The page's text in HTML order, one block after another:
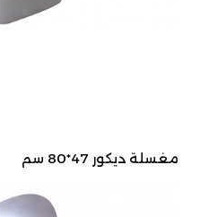
مغسلة ديكور 47*80 سم